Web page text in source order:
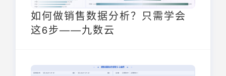
如何做销售数据分析？只需学会
这6步——九数云